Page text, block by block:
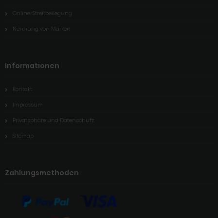
Online-Streitbeilegung
Nennung von Marken
Informationen
Kontakt
Impressum
Privatsphäre und Datenschutz
Sitemap
Zahlungsmethoden